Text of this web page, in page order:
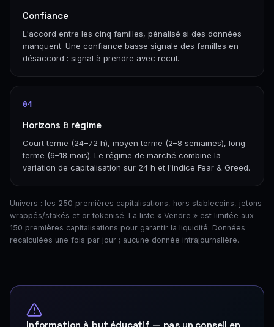
Confiance
L'accord entre les cinq familles, pénalisé si des données
manquent. Une confiance basse signale des familles en
désaccord : signal à prendre avec recul.
04
Horizons & régime
Court terme (24–72 h), moyen terme (2–8 semaines), long
terme (6–18 mois). Le régime de marché combine la
variation de capitalisation sur 24 h et l'indice Fear & Greed.
Univers : les 250 premières capitalisations, hors stablecoins, jetons
wrappés/stakés et or tokenisé. La liste « Vendre » est limitée aux
150 premières capitalisations pour garantir la liquidité. Données
recalculées une fois par jour ; aucune donnée intrajournalière.